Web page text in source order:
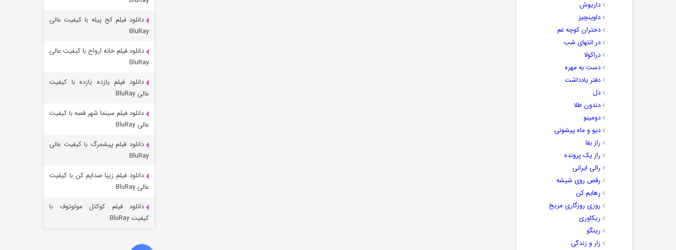
داریوش
داوینچیز
دختران کوچه غم
در انتهای شب
دراکولا
دست به مهره
دفتر یادداشت
دل
دندون طلا
دومینو
دیو و ماه پیشونی
راز بقا
راز یک پرونده
رالی ایرانی
رقص روی شیشه
رهایم کن
روزی روزگاری مریخ
ریکاوری
رینگو
زار و زندگی
خاندان اژدها فصل ۳
جادوگری در مغولستان
دانلود فیلم کج‌ پیله با کیفیت عالی
BluRay
دانلود فیلم خانه ارواح با کیفیت عالی
BluRay
دانلود فیلم یازده یازده با کیفیت
عالی BluRay
دانلود فیلم سینما شهر قصه با کیفیت
عالی BluRay
دانلود فیلم پیشمرگ با کیفیت عالی
BluRay
دانلود فیلم زیبا صدایم کن با کیفیت
عالی BluRay
دانلود فیلم کوکتل مولوتوف با
کیفیت BluRay